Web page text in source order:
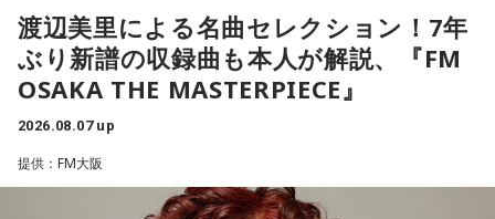
For Your Mind!』を発表し、FUJI ROCK FESTIVAL ’26に出
演。新作からの楽曲も多数披露し、満員のレッドマーキーを
沸かせた。
番組では、9年ぶりの出演となったフジロックの話をはじめ、
最新作や楽曲制作、お互いのミュージシャンとしての魅力に
ついて伺う。
渡辺美里による名曲セレクション！7年
ぶり新譜の収録曲も本人が解説、『FM
OSAKA THE MASTERPIECE』
2026.08.07 up
提供：FM大阪